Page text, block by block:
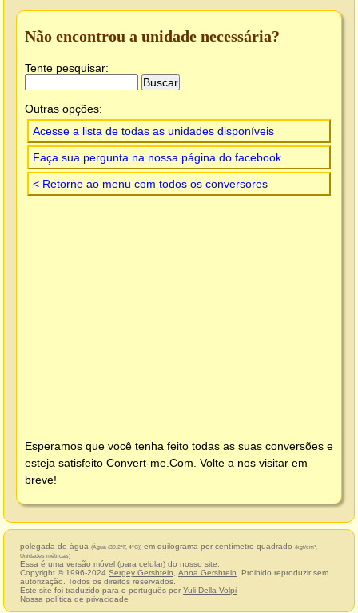
Não encontrou a unidade necessária?
Tente pesquisar:
Outras opções:
Acesse a lista de todas as unidades disponíveis
Faça sua pergunta na nossa página do facebook
< Retorne ao menu com todos os conversores
Esperamos que você tenha feito todas as suas conversões e
esteja satisfeito Convert-me.Com . Volte a nos visitar em
breve!
polegada de água (Água (39.2°F, 4°C)) em quilograma por centímetro quadrado (kgf/cm²,
Unidades métricas)
Essa é uma versão móvel (para celular) do nosso site.
Copyright © 1996-2024 Sergey Gershtein Anna Gershtein . Proibido reproduzir sem
autorização. Todos os direitos reservados.
Este site foi traduzido para o português por Yuli Della Volpi
Nossa política de privacidade